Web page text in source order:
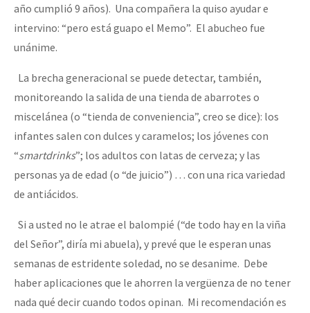
año cumplió 9 años). Una compañera la quiso ayudar e
intervino: “pero está guapo el Memo”. El abucheo fue
unánime.
La brecha generacional se puede detectar, también,
monitoreando la salida de una tienda de abarrotes o
miscelánea (o “tienda de conveniencia”, creo se dice): los
infantes salen con dulces y caramelos; los jóvenes con
“smartdrinks”; los adultos con latas de cerveza; y las
personas ya de edad (o “de juicio”) … con una rica variedad
de antiácidos.
Si a usted no le atrae el balompié (“de todo hay en la viña
del Señor”, diría mi abuela), y prevé que le esperan unas
semanas de estridente soledad, no se desanime. Debe
haber aplicaciones que le ahorren la vergüenza de no tener
nada qué decir cuando todos opinan. Mi recomendación es